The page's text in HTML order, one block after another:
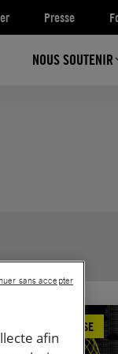
Presse
NOUS SOUTENIR
DE PRESSE
afin
sans accepter